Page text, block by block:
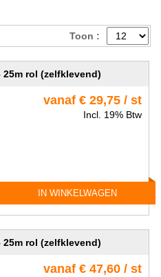
Toon :
25m rol (zelfklevend)
vanaf € 29,75 / st
Incl. 19% Btw
IN WINKELWAGEN
25m rol (zelfklevend)
vanaf € 47,60 / st